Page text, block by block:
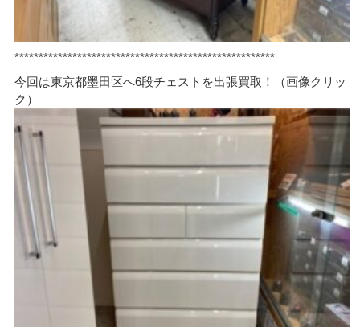
******************************************************
今回は東京都墨田区へ6段チェストを出張買取！（画像クリッ
ク）